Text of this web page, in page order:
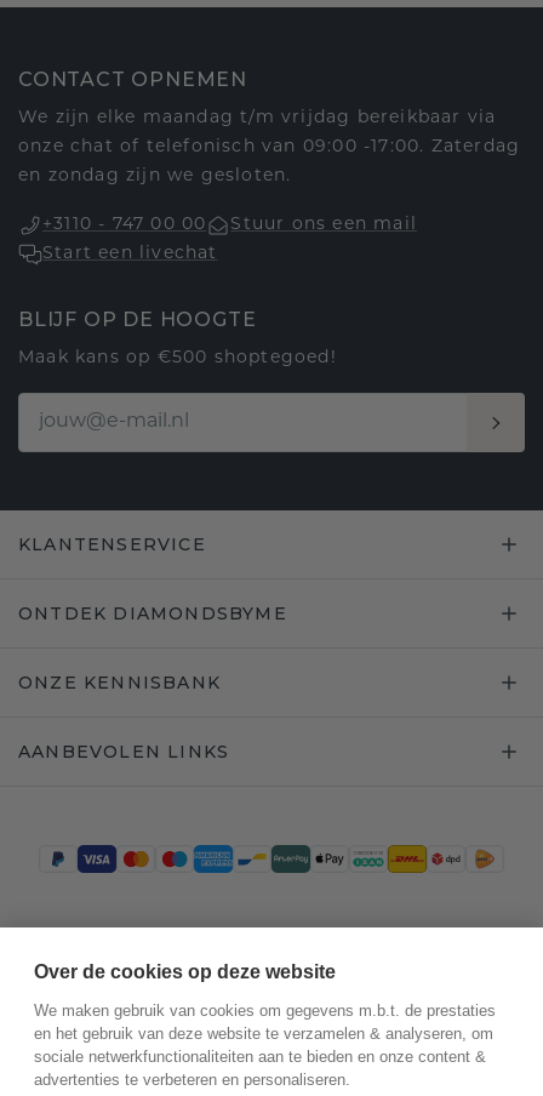
CONTACT OPNEMEN
We zijn elke maandag t/m vrijdag bereikbaar via
onze chat of telefonisch van 09:00 -17:00. Zaterdag
en zondag zijn we gesloten.
+3110 - 747 00 00
Stuur ons een mail
Start een livechat
BLIJF OP DE HOOGTE
Maak kans op €500 shoptegoed!
KLANTENSERVICE
ONTDEK DIAMONDSBYME
ONZE KENNISBANK
AANBEVOLEN LINKS
Over de cookies op deze website
We maken gebruik van cookies om gegevens m.b.t. de prestaties
en het gebruik van deze website te verzamelen & analyseren, om
sociale netwerkfunctionaliteiten aan te bieden en onze content &
advertenties te verbeteren en personaliseren.